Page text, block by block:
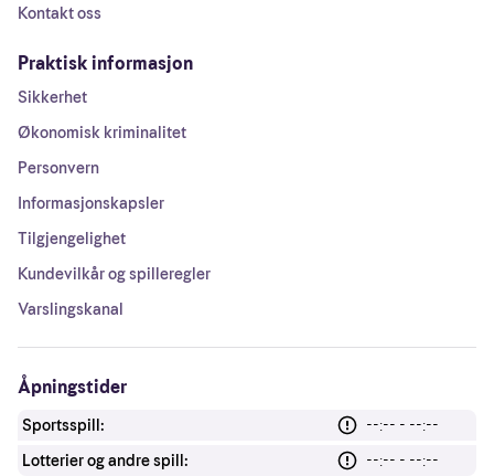
Kontakt oss
Praktisk informasjon
Sikkerhet
Økonomisk kriminalitet
Personvern
Informasjonskapsler
Tilgjengelighet
Kundevilkår og spilleregler
Varslingskanal
Åpningstider
Sportsspill:
--:-- - --:--
Lotterier og andre spill:
--:-- - --:--